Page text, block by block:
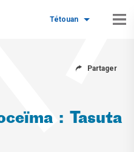
Tétouan
Partager
: Tasuta